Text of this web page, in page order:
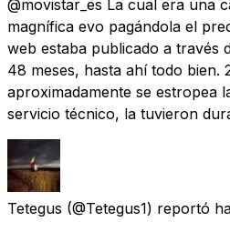
@movistar_es La cual era una
magnífica evo pagándola el
web estaba publicado a través
48 meses, hasta ahí todo bien.
aproximadamente se estropea
servicio técnico, la tuvieron
Tetegus (@Tetegus1) reportó